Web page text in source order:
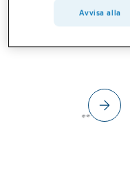
Avvisa alla